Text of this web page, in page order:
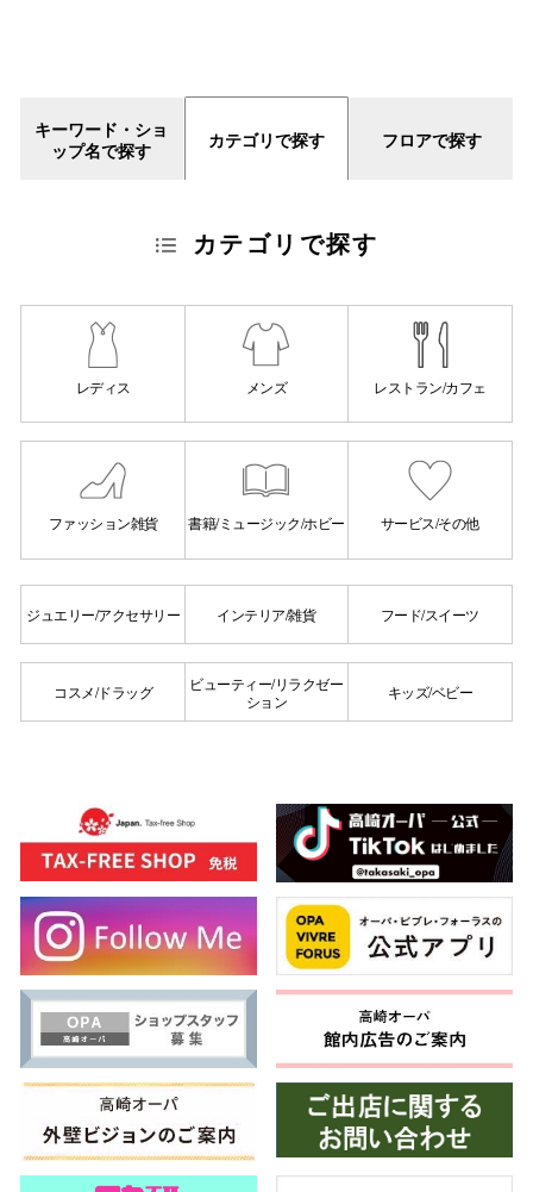
キーワード・ショ
ップ名で探す
カテゴリで探す
カテゴリで探す
レディス メンズ レストラン/カフェ
ファッション雑貨 書籍/ミュージック/ホビー サービス/その他
ジュエリー/アクセサリー インテリア/雑貨 フード/スイーツ
コスメ/ドラッグ
ビューティー/リラクゼー
ション
キッズ/ベビー
フロアで探す